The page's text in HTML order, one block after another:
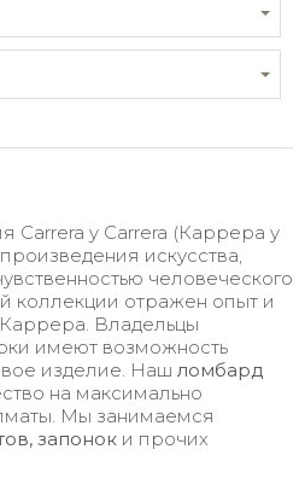
Carrera y Carrera (Каррера у
искусства,
человеческого
коллекции отражен опыт и
Владельцы
имеют возможность
изделие. Наш ломбард
на максимально
Мы занимаемся
запонок и прочих